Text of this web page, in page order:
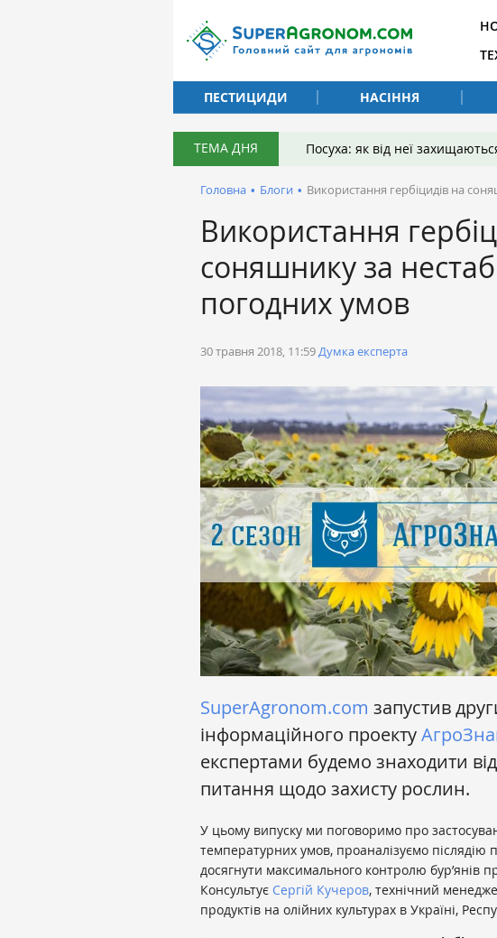
ПЕСТИЦИДИ
НАСІННЯ
ТЕМА ДНЯ Посуха: як від неї
Головна • Блоги • Використання гербіцидів на
Використання
соняшнику за
погодних умов
30 травня 2018, 11:59Думка експерта
SuperAgronom.com запустив
інформаційного проекту
експертами будемо знаходити
питання щодо захисту рослин.
У цьому випуску ми поговоримо про
температурних умов, проаналізуємо післядію
досягнути максимального контролю бур’янів
Консультує Сергій Кучеров, технічний
продуктів на олійних культурах в Україні,